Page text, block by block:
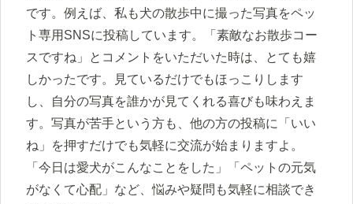
です。例えば、私も犬の散歩中に撮った写真をペッ
ト専用SNSに投稿しています。「素敵なお散歩コー
スですね」とコメントをいただいた時は、とても嬉
しかったです。見ているだけでもほっこりします
し、自分の写真を誰かが見てくれる喜びも味わえま
す。写真が苦手という方も、他の方の投稿に「いい
ね」を押すだけでも気軽に交流が始まりますよ。
「今日は愛犬がこんなことをした」「ペットの元気
がなくて心配」など、悩みや疑問も気軽に相談でき